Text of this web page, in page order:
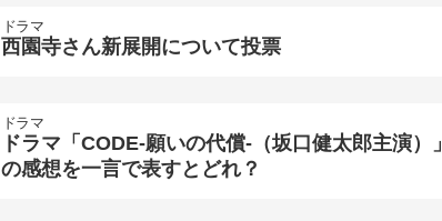
ドラマ
西園寺さん新展開について投票
ドラマ
ドラマ「CODE-願いの代償-（坂口健太郎主演）」
の感想を一言で表すとどれ？